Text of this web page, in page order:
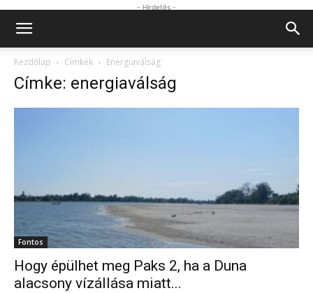
- Hirdetés -
Kezdőlap Címkék Energiaválság
Címke: energiaválság
Fontos
Hogy épülhet meg Paks 2, ha a Duna
alacsony vízállása miatt...